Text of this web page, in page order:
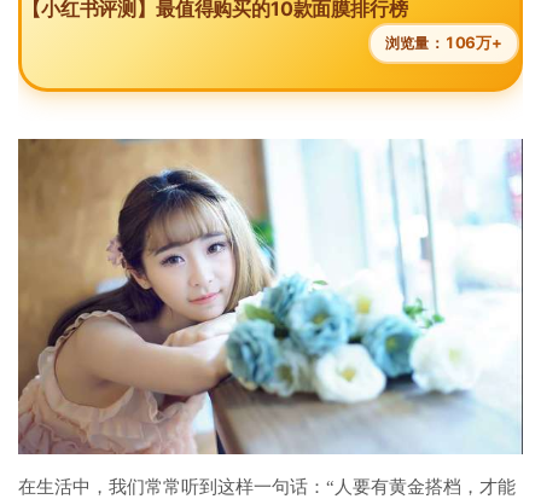
【小红书评测】最值得购买的10款面膜排行榜
浏览量： 106万+
在生活中，我们常常听到这样一句话：“人要有黄金搭档，才能